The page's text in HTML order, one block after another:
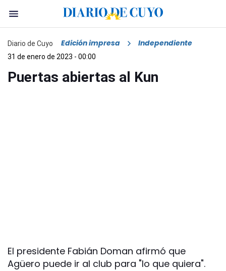
Diario de Cuyo Edición impresa Independiente
31 de enero de 2023 - 00:00
Puertas abiertas al Kun
El presidente Fabián Doman afirmó que
Agüero puede ir al club para "lo que quiera".